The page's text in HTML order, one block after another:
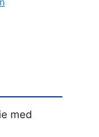
med